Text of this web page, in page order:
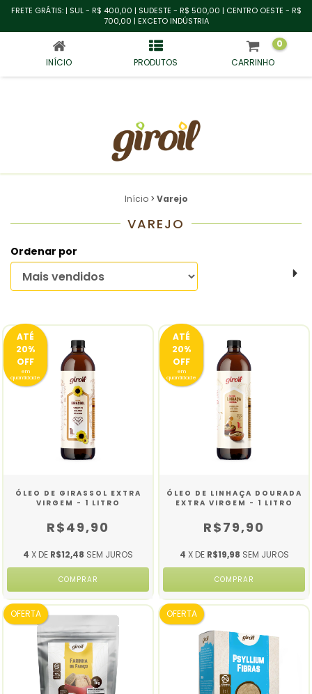
FRETE GRÁTIS: | SUL - R$ 400,00 | SUDESTE - R$ 500,00 | CENTRO OESTE - R$
700,00 | EXCETO INDÚSTRIA
INÍCIO PRODUTOS CARRINHO
0
Início > Varejo
VAREJO
Ordenar por
ATÉ
20%
OFF
em
quantidade
ÓLEO DE GIRASSOL EXTRA
VIRGEM - 1 LITRO
R$49,90
4 X DE R$12,48 SEM JUROS
ATÉ
20%
OFF
em
quantidade
ÓLEO DE LINHAÇA DOURADA
EXTRA VIRGEM - 1 LITRO
R$79,90
4 X DE R$19,98 SEM JUROS
OFERTA OFERTA